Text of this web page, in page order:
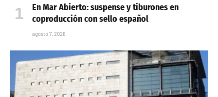
En Mar Abierto: suspense y tiburones en
coproducción con sello español
agosto 7, 2026